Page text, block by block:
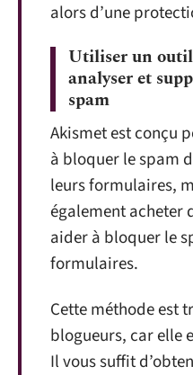
alors d’une
Utiliser un
analyser et
spam
Akismet est conçu
à bloquer le spam
leurs formulaires,
également acheter
aider à bloquer le
formulaires.
Cette méthode est
blogueurs, car elle
Il vous suffit